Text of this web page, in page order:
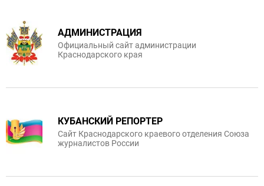
АДМИНИСТРАЦИЯ
Официальный сайт администрации
Краснодарского края
КУБАНСКИЙ РЕПОРТЕР
Сайт Краснодарского краевого отделения Союза
журналистов России